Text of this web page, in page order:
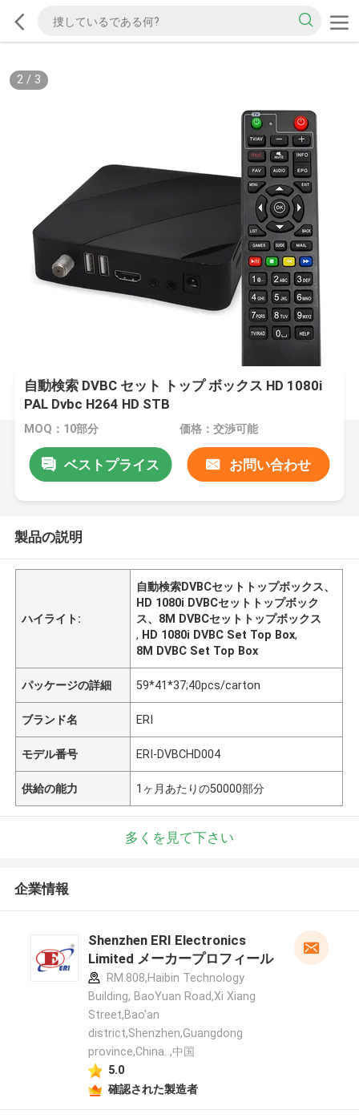
2/ 3
自動検索 DVBC セット トップ ボックス HD 1080i
PAL Dvbc H264 HD STB
MOQ：10部分 価格：交渉可能
ベストプライス お問い合わせ
製品の説明
ハイライト:
自動検索DVBCセットトップボックス、
HD 1080i DVBCセットトップボック
ス、8M DVBCセットトップボックス
, HD 1080i DVBC Set Top Box,
8M DVBC Set Top Box
パッケージの詳細 59*41*37;40pcs/carton
ブランド名 ERI
モデル番号 ERI-DVBCHD004
供給の能力 1ヶ月あたりの50000部分
多くを見て下さい
企業情報
Shenzhen ERI Electronics
Limited メーカープロフィール
RM.808,Haibin Technology
Building, BaoYuan Road,Xi Xiang
Street,Bao'an
district,Shenzhen,Guangdong
province,China. ,中国
5.0
確認された製造者